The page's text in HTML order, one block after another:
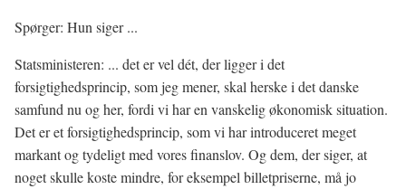
Spørger: Hun siger ...
Statsministeren: ... det er vel dét, der ligger i det
forsigtighedsprincip, som jeg mener, skal herske i det danske
samfund nu og her, fordi vi har en vanskelig økonomisk situation.
Det er et forsigtighedsprincip, som vi har introduceret meget
markant og tydeligt med vores finanslov. Og dem, der siger, at
noget skulle koste mindre, for eksempel billetpriserne, må jo